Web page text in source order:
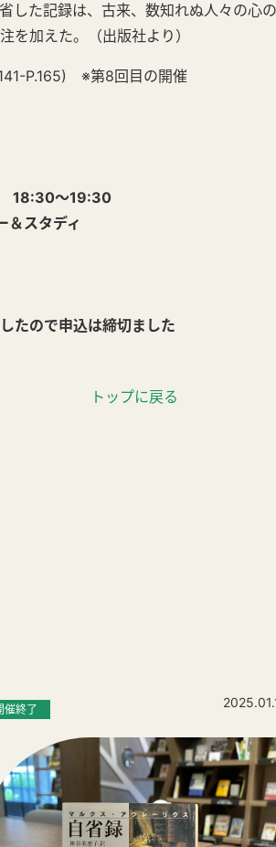
した記録は、古来、数知れぬ人々の心
を加えた。（出版社より）
P.165) ※第8回目の開催
～19:30
スタディ
ので申込は締切ました
トップに戻る
催終了